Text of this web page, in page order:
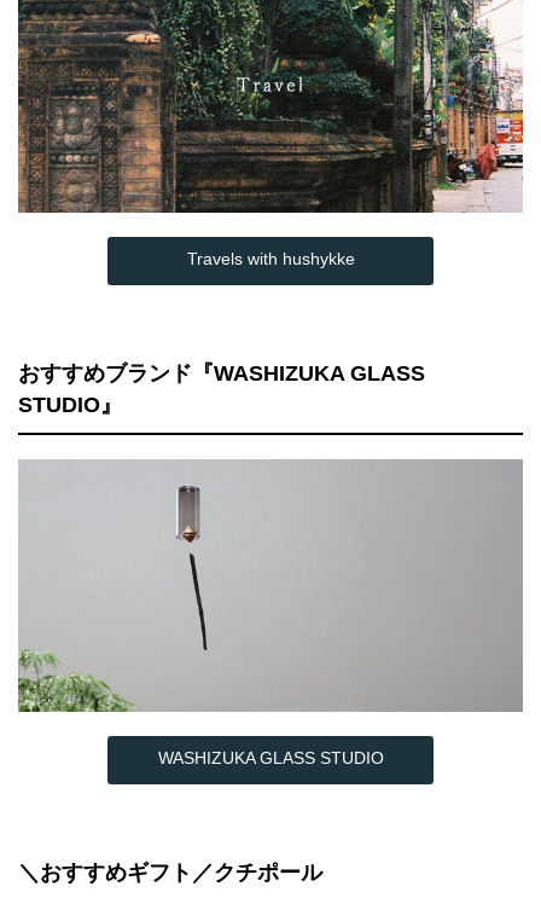
Travels with hushykke
おすすめブランド『WASHIZUKA GLASS
STUDIO』
WASHIZUKA GLASS STUDIO
＼おすすめギフト／クチポール